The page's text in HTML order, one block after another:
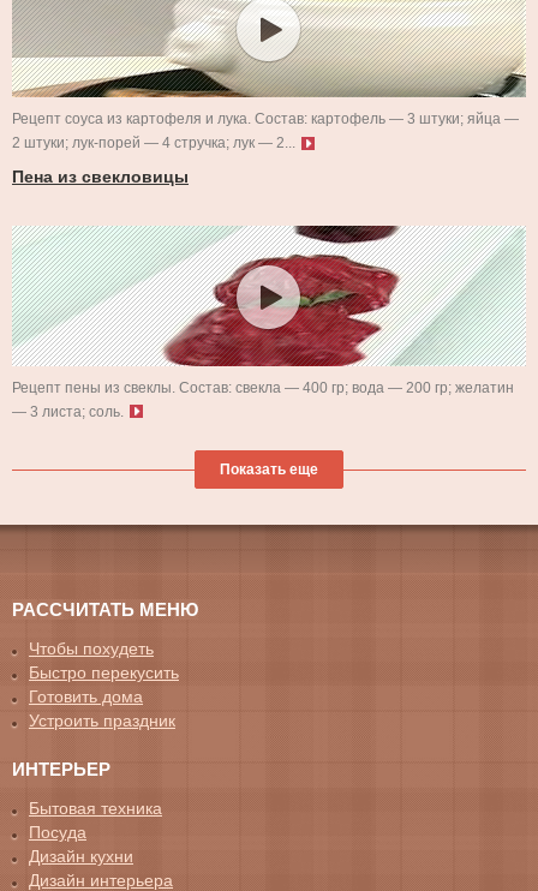
Рецепт соуса из картофеля и лука. Состав: картофель — 3 штуки; яйца —
2 штуки; лук-порей — 4 стручка; лук — 2...
Пена из свекловицы
Рецепт пены из свеклы. Состав: свекла — 400 гр; вода — 200 гр; желатин
— 3 листа; соль.
Показать еще
РАССЧИТАТЬ МЕНЮ
Чтобы похудеть
Быстро перекусить
Готовить дома
Устроить праздник
ИНТЕРЬЕР
Бытовая техника
Посуда
Дизайн кухни
Дизайн интерьера